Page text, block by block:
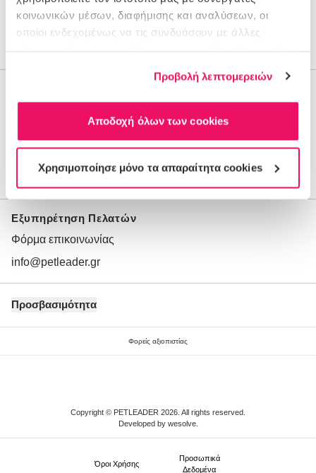
κοινωνικών μέσων, διαφήμισης και αναλύσεων, οι
οποίοι ενδεχομένως να τις συνδυάσουν με άλλες
Προβολή λεπτομερειών
Αποδοχή όλων των cookies
Χρησιμοποίησε μόνο τα απαραίτητα cookies
Πώς πληρώνω
Παραδόσεις/Επιστροφές
Ποιοι είμαστε
Εξυπηρέτηση Πελατών
Φόρμα επικοινωνίας
info@petleader.gr
Προσβασιμότητα
Φορείς αξιοπιστίας
Copyright © PETLEADER 2026. All rights reserved.
Developed by wesolve.
Όροι Xρήσης
Προσωπικά
Δεδομένα